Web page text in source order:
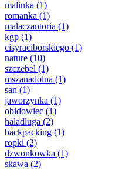
malinka (1)
romanka (1)
malaczantoria (1)
kgp (1)
cisyraciborskiego (1)
nature (10)
szczebel (1)
mszanadolna (1)
san (1)
jaworzynka (1)
obidowiec (1)
haladluga (2)
backpacking (1)
ropki (2)
dzwonkowka (1)
skawa (2)